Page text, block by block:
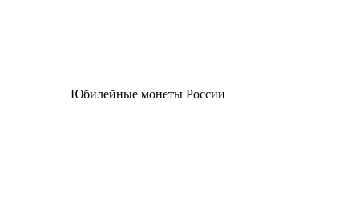
Юбилейные монеты России